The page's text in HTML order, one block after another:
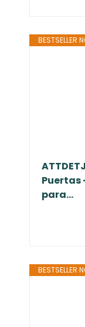
BESTSELLER
Puertas
para...
BESTSELLER